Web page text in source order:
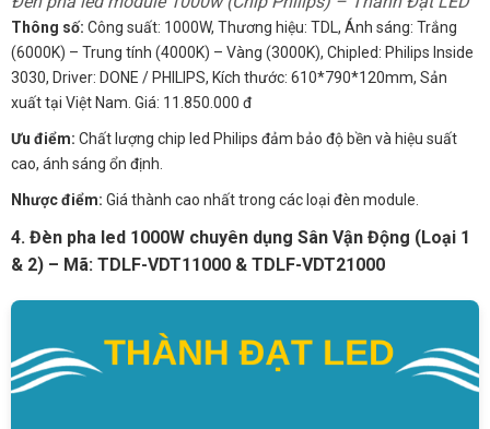
Thông số: Công suất: 1000W, Thương hiệu: TDL, Ánh sáng: Trắng
(6000K) – Trung tính (4000K) – Vàng (3000K), Chipled: Philips Inside
3030, Driver: DONE / PHILIPS, Kích thước: 610*790*120mm, Sản
xuất tại Việt Nam. Giá: 11.850.000 đ
Ưu điểm: Chất lượng chip led Philips đảm bảo độ bền và hiệu suất
cao, ánh sáng ổn định.
Nhược điểm: Giá thành cao nhất trong các loại đèn module.
4. Đèn pha led 1000W chuyên dụng Sân Vận Động (Loại 1
& 2) – Mã: TDLF-VDT11000 & TDLF-VDT21000